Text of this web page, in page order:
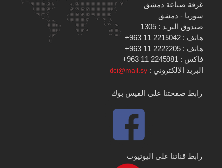
غرفة صناعة دمشق
سوريا - دمشق
صندوق البريد : 1305
هاتف : 2215042 11 963+
هاتف : 2222205 11 963+
فاكس : 2245981 11 963+
البريد الإلكتروني :dci@mail.sy
رابط صفحتنا على الفيس بوك
رابط قناتنا على اليوتيوب